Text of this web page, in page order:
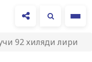
92 хиляди лири